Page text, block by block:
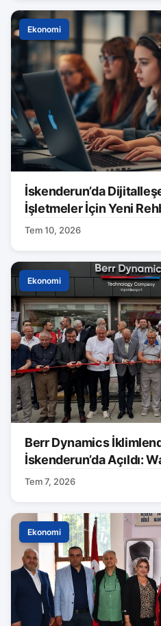
Ekonomi
İskenderun’da
İşletmeler İçin Yeni
Tem 10, 2026
Ekonomi
Berr Dynamics
İskenderun’da Açıldı:
Markası Tanıtıldı
Tem 7, 2026
Ekonomi